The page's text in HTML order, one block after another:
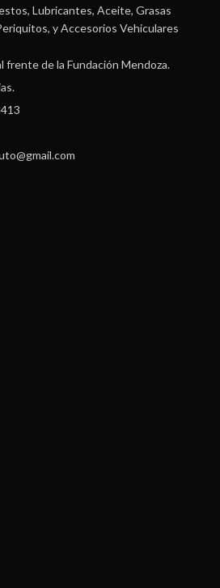
Lubricantes, Aceite, Grasas
y Accesorios Vehiculares
frente de la Fundación Mendoza.